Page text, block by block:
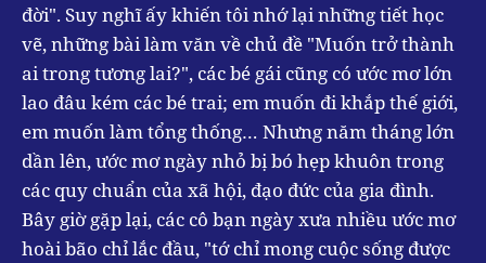
đời". Suy nghĩ ấy khiến tôi nhớ lại những tiết học
vẽ, những bài làm văn về chủ đề "Muốn trở thành
ai trong tương lai?", các bé gái cũng có ước mơ lớn
lao đâu kém các bé trai; em muốn đi khắp thế giới,
em muốn làm tổng thống… Nhưng năm tháng lớn
dần lên, ước mơ ngày nhỏ bị bó hẹp khuôn trong
các quy chuẩn của xã hội, đạo đức của gia đình.
Bây giờ gặp lại, các cô bạn ngày xưa nhiều ước mơ
hoài bão chỉ lắc đầu, "tớ chỉ mong cuộc sống được